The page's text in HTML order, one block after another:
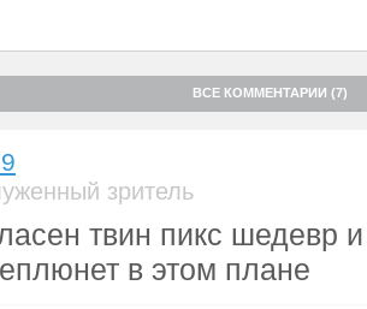
ВСЕ КОММЕНТАРИИ (7)
зритель
твин пикс шедевр
в этом плане